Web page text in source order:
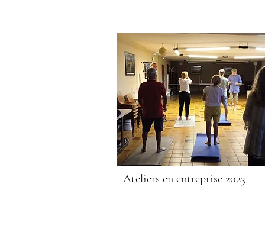
Ateliers en entreprise 2023